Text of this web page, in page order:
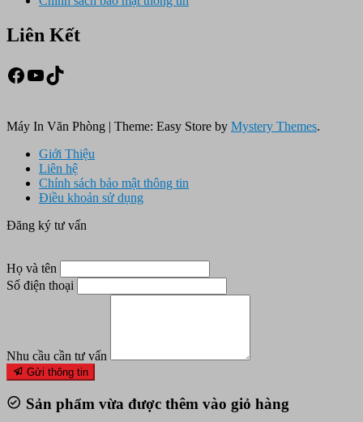
Liên Kết
Facebook
Youtube
TikTok
Máy In Văn Phòng | Theme: Easy Store by Mystery Themes.
Giới Thiệu
Liên hệ
Chính sách bảo mật thông tin
Điều khoản sử dụng
Đăng ký tư vấn
Họ và tên
Số điện thoại
Nhu cầu cần tư vấn
Gửi thông tin
Sản phẩm vừa được thêm vào giỏ hàng